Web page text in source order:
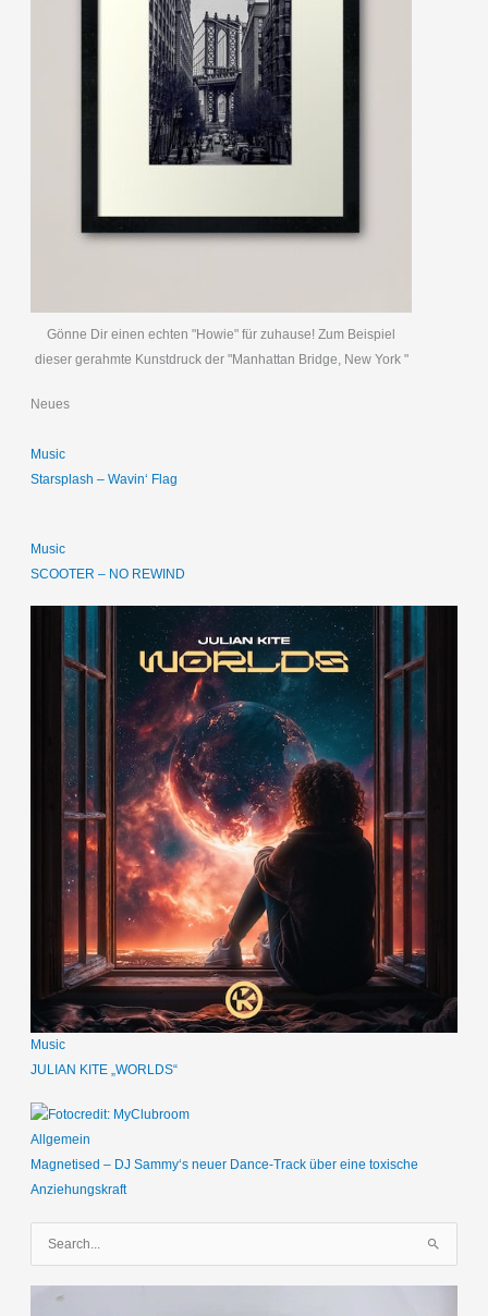
Gönne Dir einen echten "Howie" für zuhause! Zum Beispiel
dieser gerahmte Kunstdruck der "Manhattan Bridge, New York "
Neues
Music
Starsplash – Wavin‘ Flag
Music
SCOOTER – NO REWIND
Music
JULIAN KITE „WORLDS“
Allgemein
Magnetised – DJ Sammy‘s neuer Dance-Track über eine toxische
Anziehungskraft
c